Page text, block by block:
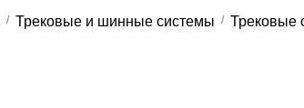
Трековые и шинные системы Трековые